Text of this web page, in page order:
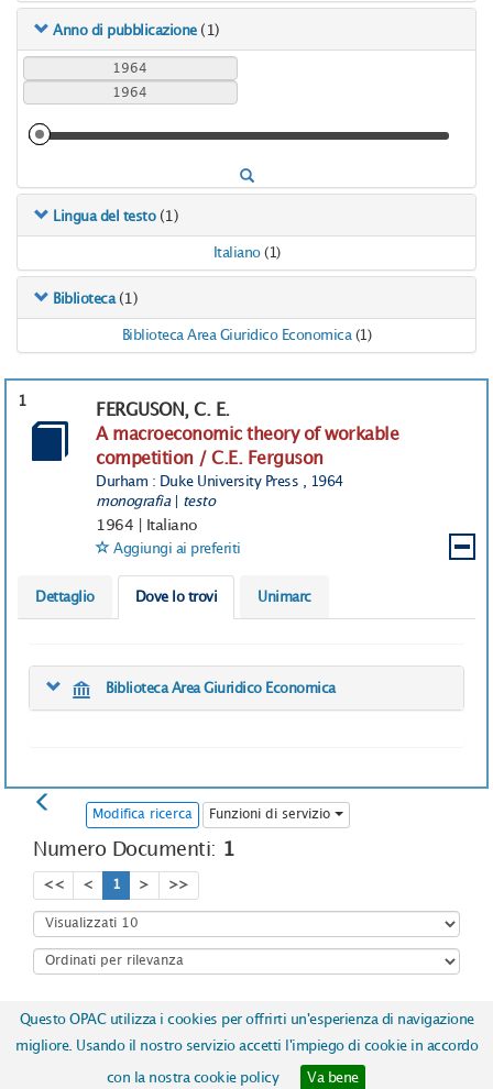
Questo OPAC utilizza i cookies per offrirti un'esperienza di navigazione
migliore. Usando il nostro servizio accetti l'impiego di cookie in accordo
con la nostra cookie policy Va bene
Anno di pubblicazione (1)
Lingua del testo (1)
Italiano (1)
Biblioteca (1)
Biblioteca Area Giuridico Economica (1)
1
FERGUSON, C. E.
A macroeconomic theory of workable
competition / C.E. Ferguson
Durham : Duke University Press , 1964
monografia| testo
1964 Italiano
Aggiungi ai preferiti
Dettaglio Dove lo trovi Unimarc
Biblioteca Area Giuridico Economica
Modifica ricerca Funzioni di servizio
Numero Documenti: 1
<< < 1 > >>
ICCU | Istituto Centrale per il Catalogo Unico
Realizzato da Almaviva S.p.A.